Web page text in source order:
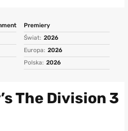
Premiery
Świat: 2026
Europa: 2026
Polska: 2026
The Division 3